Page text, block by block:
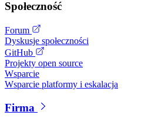
Społeczność
Forum
Dyskusje społeczności
GitHub
Projekty open source
Wsparcie
Wsparcie platformy i eskalacja
Firma